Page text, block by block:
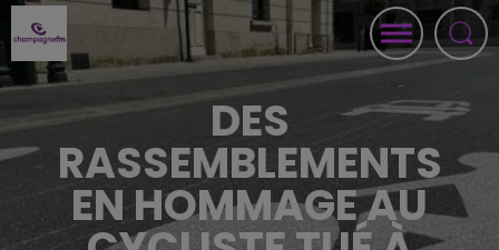
DES
RASSEMBLEMENTS
EN HOMMAGE AU